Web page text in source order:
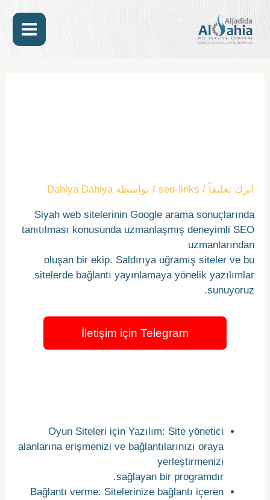
المحتوى
اترك تعليقاً /
seo-links / بواسطة Dahiya Dahiya
Siyah web sitelerinin Google arama sonuçlarında
tanıtılması konusunda uzmanlaşmış deneyimli SEO
uzmanlarından
oluşan bir ekip. Saldırıya uğramış siteler ve bu
sitelerde bağlantı yayınlamaya yönelik yazılımlar
sunuyoruz.
İletişim için Telegram
Oyun Siteleri için Yazılım: Site yönetici
alanlarına erişmenizi ve bağlantılarınızı oraya
yerleştirmenizi
sağlayan bir programdır.
Bağlantı verme: Sitelerinize bağlantı içeren